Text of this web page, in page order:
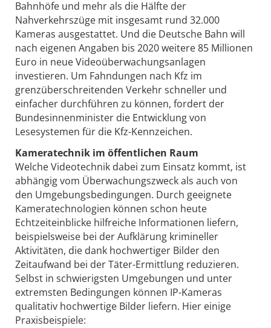
Bahnhöfe und mehr als die Hälfte der
Nahverkehrszüge mit insgesamt rund 32.000
Kameras ausgestattet. Und die Deutsche Bahn will
nach eigenen Angaben bis 2020 weitere 85 Millionen
Euro in neue Videoüberwachungsanlagen
investieren. Um Fahndungen nach Kfz im
grenzüberschreitenden Verkehr schneller und
einfacher durchführen zu können, fordert der
Bundesinnenminister die Entwicklung von
Lesesystemen für die Kfz-Kennzeichen.
Kameratechnik im öffentlichen Raum
Welche Videotechnik dabei zum Einsatz kommt, ist
abhängig vom Überwachungszweck als auch von
den Umgebungsbedingungen. Durch geeignete
Kameratechnologien können schon heute
Echtzeiteinblicke hilfreiche Informationen liefern,
beispielsweise bei der Aufklärung krimineller
Aktivitäten, die dank hochwertiger Bilder den
Zeitaufwand bei der Täter-Ermittlung reduzieren.
Selbst in schwierigsten Umgebungen und unter
extremsten Bedingungen können IP-Kameras
qualitativ hochwertige Bilder liefern. Hier einige
Praxisbeispiele: